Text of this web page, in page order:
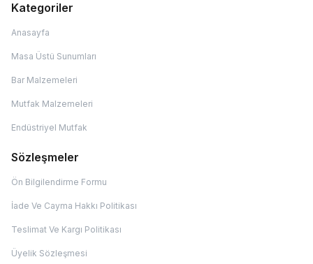
Kategoriler
Anasayfa
Masa Üstü Sunumları
Bar Malzemeleri
Mutfak Malzemeleri
Endüstriyel Mutfak
Sözleşmeler
Ön Bilgilendirme Formu
İade Ve Cayma Hakkı Politikası
Teslimat Ve Kargı Politikası
Üyelik Sözleşmesi